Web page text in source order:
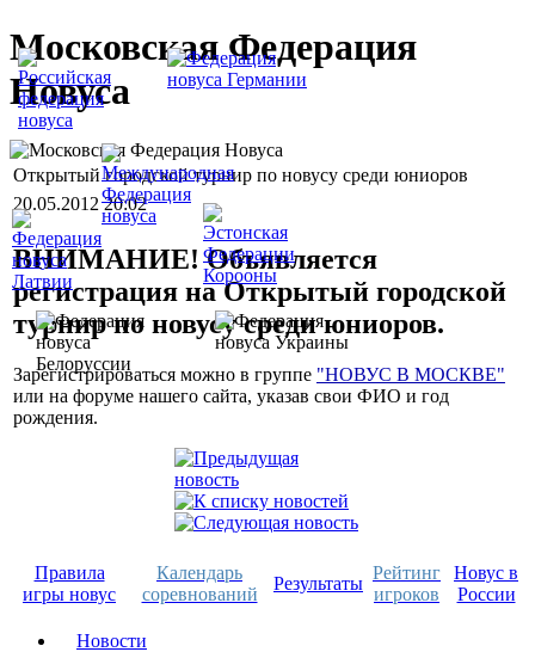
Московская Федерация
Новуса
Открытый городской турнир по новусу среди юниоров
20.05.2012 20:02
ВНИМАНИЕ! Объявляется
регистрация на Открытый городской
турнир по новусу среди юниоров.
Зарегистрироваться можно в группе "НОВУС В МОСКВЕ"
или на форуме нашего сайта, указав свои ФИО и год
рождения.
Правила
игры новус
Календарь
соревнований
Результаты
Рейтинг
игроков
Новус в
России
Новости